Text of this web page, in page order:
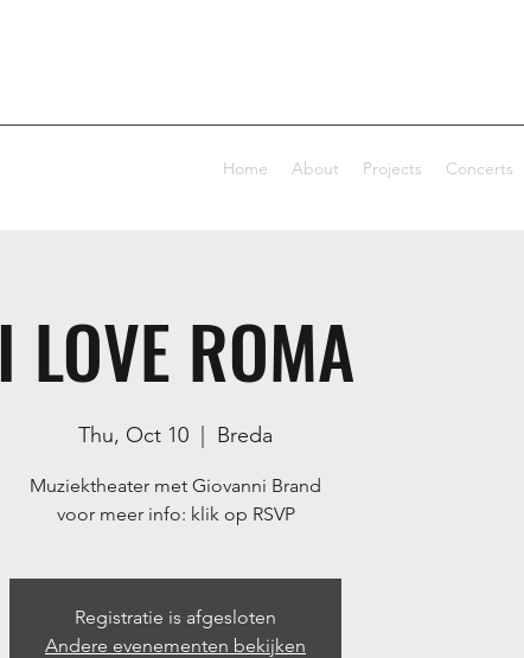
Home About Projects Concerts
I LOVE ROMA
Thu, Oct 10
  |
Breda
Muziektheater met Giovanni Brand
voor meer info: klik op RSVP
Registratie is afgesloten
Andere evenementen bekijken